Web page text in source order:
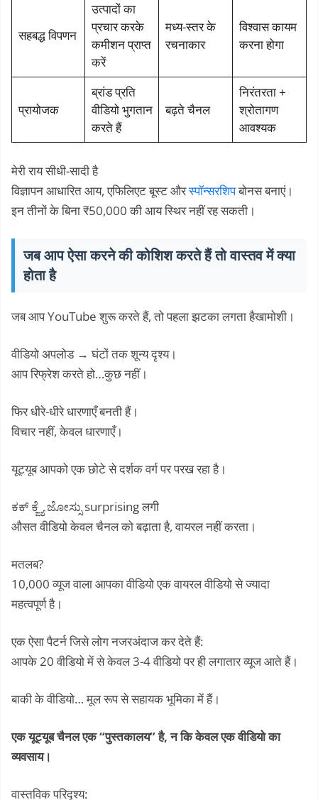
सहबद्ध विपणन
उत्पादों का
प्रचार करके
कमीशन प्राप्त
करें
मध्य-स्तर के
रचनाकार
विश्वास कायम
करना होगा
प्रायोजक
ब्रांड प्रति
वीडियो भुगतान
करते हैं
बढ़ते चैनल
निरंतरता +
श्रोतागण
आवश्यक
मेरी राय सीधी-सादी है
विज्ञापन आधारित आय, एफिलिएट बूस्ट औरस्पॉन्सरशिपबोनस बनाएं।
इन तीनों के बिना ₹50,000 की आय स्थिर नहीं रह सकती।
जब आप ऐसा करने की कोशिश करते हैं तो वास्तव में क्या
होता है
जब आप YouTube शुरू करते हैं, तो पहला झटका लगता हैखामोशी।
वीडियो अपलोड → घंटों तक शून्य दृश्य।
आप रिफ्रेश करते हो…कुछ नहीं।
फिर धीरे-धीरे धारणाएँ बनती हैं।
विचार नहीं, केवल धारणाएँ।
यूट्यूब आपको एक छोटे से दर्शक वर्ग पर परख रहा है।
ಕಕ್ ಕ್ಜ್ಯೆ ಜೋಸ್ಸು surprising लगी
औसत वीडियो केवल चैनल को बढ़ाता है, वायरल नहीं करता।
मतलब?
10,000 व्यूज वाला आपका वीडियो एक वायरल वीडियो से ज्यादा
महत्वपूर्ण है।
एक ऐसा पैटर्न जिसे लोग नजरअंदाज कर देते हैं:
आपके 20 वीडियो में से केवल 3-4 वीडियो पर ही लगातार व्यूज आते हैं।
बाकी के वीडियो… मूल रूप से सहायक भूमिका में हैं।
एक यूट्यूब चैनल एक “पुस्तकालय” है, न कि केवल एक वीडियो का
व्यवसाय।
वास्तविक परिदृश्य: